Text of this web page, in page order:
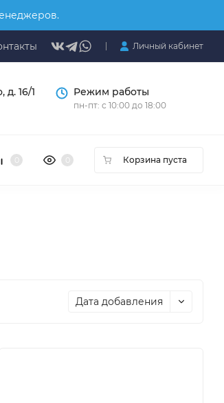
Личный кабинет
16/1 Режим работы
пн-пт: с 10:00 до 18:00
Корзина пуста
Дата добавления